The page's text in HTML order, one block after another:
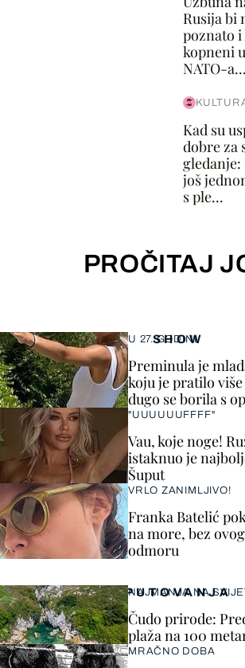
Rusija bi
poznato i
kopneni
NATO-a...
Kad su
dobre za
još
s ple...
PROČITAJ
SHOW
U 27. GODINI
Preminula je
koju je pratilo
dugo se borila s
"UUUUUUFFFF"
Vau, koje noge!
istaknuo je
Šuput
VRLO ZANIMLJIVO!
Franka Batelić
na more, bez
odmoru
PUTOVANJA
NAJMANJA NA
Čudo prirode:
plaža na 100
MRAČNO DOBA